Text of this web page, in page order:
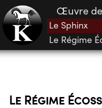
Œuvre de
Le Sphinx
Le Régime